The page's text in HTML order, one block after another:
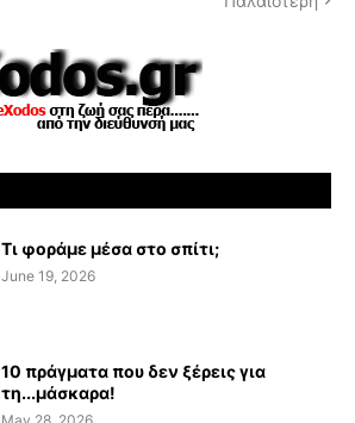
Τι φοράμε μέσα στο σπίτι;
June 19, 2026
10 πράγματα που δεν ξέρεις για
τη...μάσκαρα!